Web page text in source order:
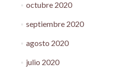
octubre 2020
septiembre 2020
agosto 2020
julio 2020